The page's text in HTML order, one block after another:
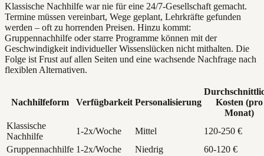
Klassische Nachhilfe war nie für eine 24/7-Gesellschaft gemacht.
Termine müssen vereinbart, Wege geplant, Lehrkräfte gefunden
werden – oft zu horrenden Preisen. Hinzu kommt:
Gruppennachhilfe oder starre Programme können mit der
Geschwindigkeit individueller Wissenslücken nicht mithalten. Die
Folge ist Frust auf allen Seiten und eine wachsende Nachfrage nach
flexiblen Alternativen.
Nachhilfeform Verfügbarkeit Personalisierung
Kosten (pro
Monat)
Klassische
Nachhilfe
1-2x/Woche Mittel
120-250 €
Gruppennachhilfe 1-2x/Woche Niedrig
60-120 €